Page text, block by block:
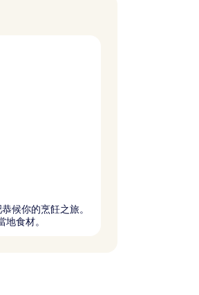
候你的烹飪之旅。
食材。